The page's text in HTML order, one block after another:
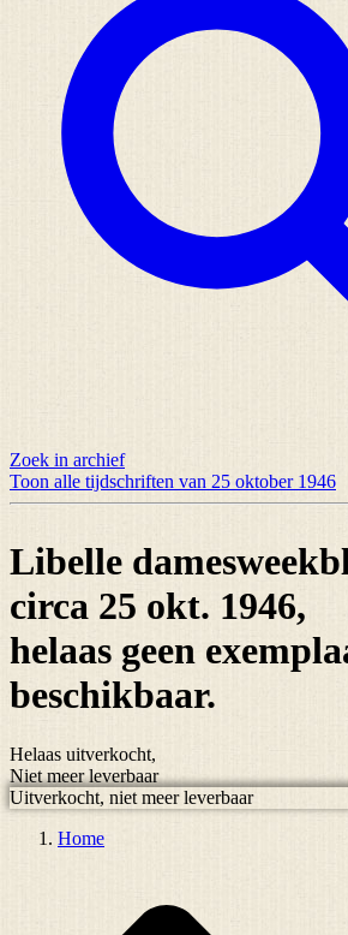
Zoek in archief
Toon alle tijdschriften van 25 oktober 1946
Libelle
circa 25 okt. 1946,
helaas geen
beschikbaar.
Helaas uitverkocht,
Niet meer leverbaar
Uitverkocht, niet meer leverbaar
Home